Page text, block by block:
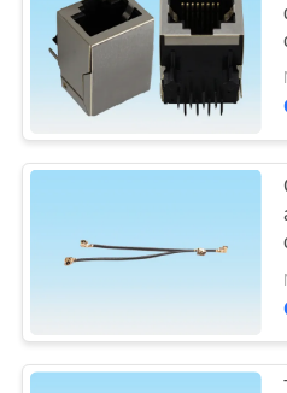
CONTACTE-
NOS
PEÇA
CITAÇÕES
NEWS
tipo
de c
Conector
bolacha